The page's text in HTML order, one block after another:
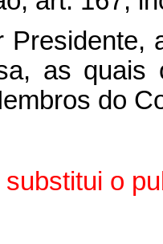
Presidente,
as quais
do
o